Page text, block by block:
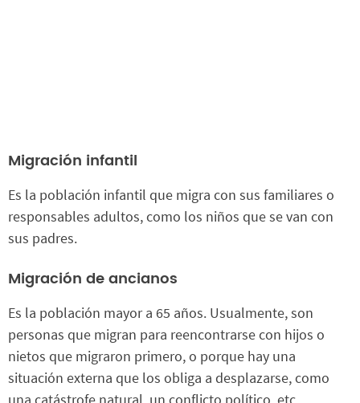
Migración infantil
Es la población infantil que migra con sus familiares o
responsables adultos, como los niños que se van con
sus padres.
Migración de ancianos
Es la población mayor a 65 años. Usualmente, son
personas que migran para reencontrarse con hijos o
nietos que migraron primero, o porque hay una
situación externa que los obliga a desplazarse, como